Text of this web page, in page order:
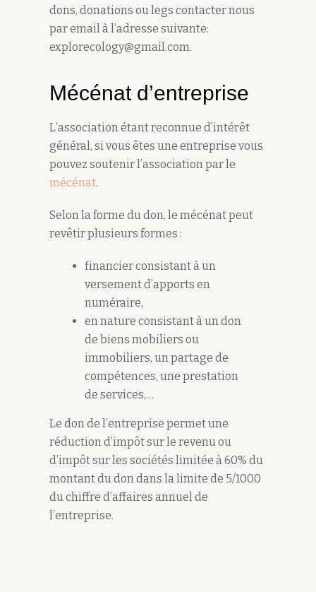
dons, donations ou legs contacter nous
par email à l’adresse suivante:
explorecology@gmail.com.
Mécénat d’entreprise
L’association étant reconnue d’intérêt
général, si vous êtes une entreprise vous
pouvez soutenir l’association par le
mécénat.
Selon la forme du don, le mécénat peut
revêtir plusieurs formes :
financier consistant à un
versement d’apports en
numéraire,
en nature consistant à un don
de biens mobiliers ou
immobiliers, un partage de
compétences, une prestation
de services,…
Le don de l’entreprise permet une
réduction d’impôt sur le revenu ou
d’impôt sur les sociétés limitée à 60% du
montant du don dans la limite de 5/1000
du chiffre d’affaires annuel de
l’entreprise.